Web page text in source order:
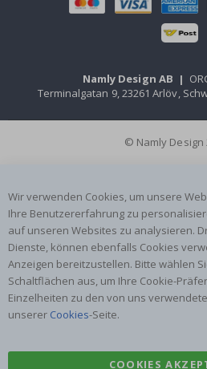
Namly Design AB |
Terminalgatan 9, 23261 Arlöv,
© Namly Design
Wir verwenden Cookies, um unsere
Ihre Benutzererfahrung zu
auf unseren Websites zu analysieren.
Dienste, können ebenfalls Cookies
Anzeigen bereitzustellen. Bitte wählen
Schaltflächen aus, um Ihre Cookie-
Einzelheiten zu den von uns
unserer Cookies-Seite.
COOKIES